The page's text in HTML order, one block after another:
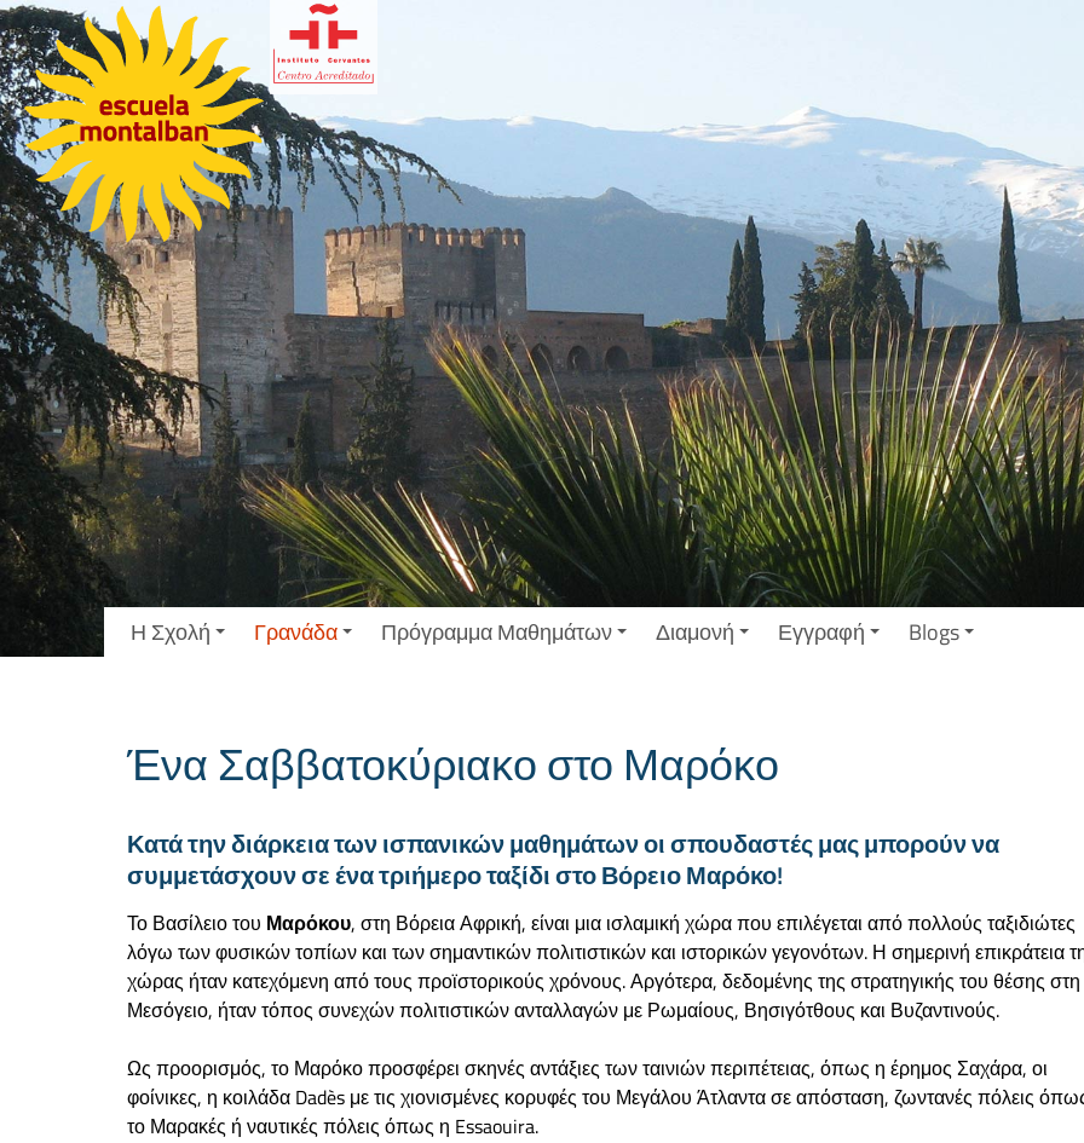
Η Σχολή Γρανάδα Πρόγραμμα Μαθημάτων Διαμονή Εγγραφή Blogs
Ένα Σαββατοκύριακο στο Μαρόκο
Κατά την διάρκεια των ισπανικών μαθημάτων οι σπουδαστές μας μπορούν να
συμμετάσχουν σε ένα τριήμερο ταξίδι στο Βόρειο Μαρόκο!
Το Βασίλειο του Μαρόκου, στη Βόρεια Αφρική, είναι μια ισλαμική χώρα που επιλέγεται από πολλούς ταξιδιώτες
λόγω των φυσικών τοπίων και των σημαντικών πολιτιστικών και ιστορικών γεγονότων. Η σημερινή επικράτεια
χώρας ήταν κατεχόμενη από τους προϊστορικούς χρόνους. Αργότερα, δεδομένης της στρατηγικής του θέσης στη
Μεσόγειο, ήταν τόπος συνεχών πολιτιστικών ανταλλαγών με Ρωμαίους, Βησιγότθους και Βυζαντινούς.
Ως προορισμός, το Μαρόκο προσφέρει σκηνές αντάξιες των ταινιών περιπέτειας, όπως η έρημος Σαχάρα, οι
φοίνικες, η κοιλάδα Dadès με τις χιονισμένες κορυφές του Μεγάλου Άτλαντα σε απόσταση, ζωντανές πόλεις
το Μαρακές ή ναυτικές πόλεις όπως η Essaouira.